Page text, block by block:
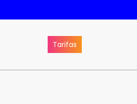
Tarifas